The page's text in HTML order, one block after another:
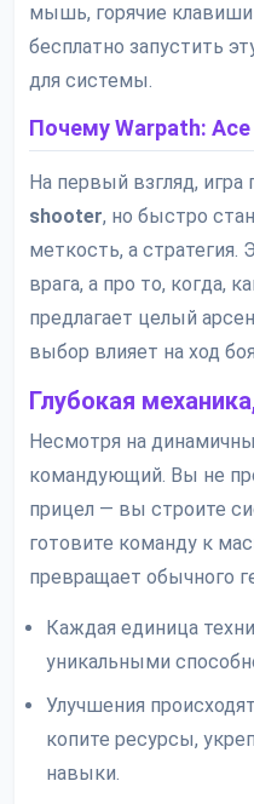
мышь, горячие
бесплатно запустить
для системы.
Почему Warpath:
На первый взгляд, игра
shooter, но быстро
меткость, а стратегия.
врага, а про то, когда,
предлагает целый
выбор влияет на ход
Глубокая
Несмотря на
командующий. Вы не
прицел — вы строите
готовите команду к
превращает обычного
Каждая единица
уникальными
Улучшения
копите ресурсы,
навыки.